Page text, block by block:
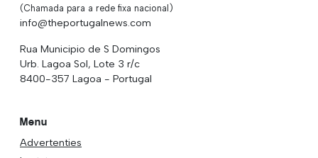
(Chamada para a rede fixa nacional)
info@theportugalnews.com
Rua Municipio de S Domingos
Urb. Lagoa Sol, Lote 3 r/c
8400-357 Lagoa - Portugal
Menu
Advertenties